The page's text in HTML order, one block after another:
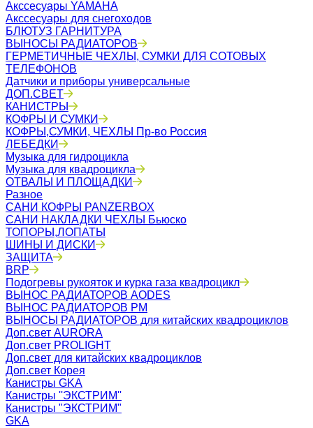
Акссесуары YAMAHA
Акссесуары для снегоходов
БЛЮТУЗ ГАРНИТУРА
ВЫНОСЫ РАДИАТОРОВ
ГЕРМЕТИЧНЫЕ ЧЕХЛЫ, СУМКИ ДЛЯ СОТОВЫХ
ТЕЛЕФОНОВ
Датчики и приборы универсальные
ДОП.СВЕТ
КАНИСТРЫ
КОФРЫ И СУМКИ
КОФРЫ,СУМКИ, ЧЕХЛЫ Пр-во Россия
ЛЕБЕДКИ
Музыка для гидроцикла
Музыка для квадроцикла
ОТВАЛЫ И ПЛОЩАДКИ
Разное
САНИ КОФРЫ PANZERBOX
САНИ НАКЛАДКИ ЧЕХЛЫ Бьюско
ТОПОРЫ,ЛОПАТЫ
ШИНЫ И ДИСКИ
ЗАЩИТА
BRP
Подогревы рукояток и курка газа квадроцикл
ВЫНОС РАДИАТОРОВ AODES
ВЫНОС РАДИАТОРОВ РМ
ВЫНОСЫ РАДИАТОРОВ для китайских квадроциклов
Доп.свет AURORA
Доп.свет PROLIGHT
Доп.свет для китайских квадроциклов
Доп.свет Корея
Канистры GKA
Канистры ''ЭКСТРИМ''
Канистры "ЭКСТРИМ"
GKA